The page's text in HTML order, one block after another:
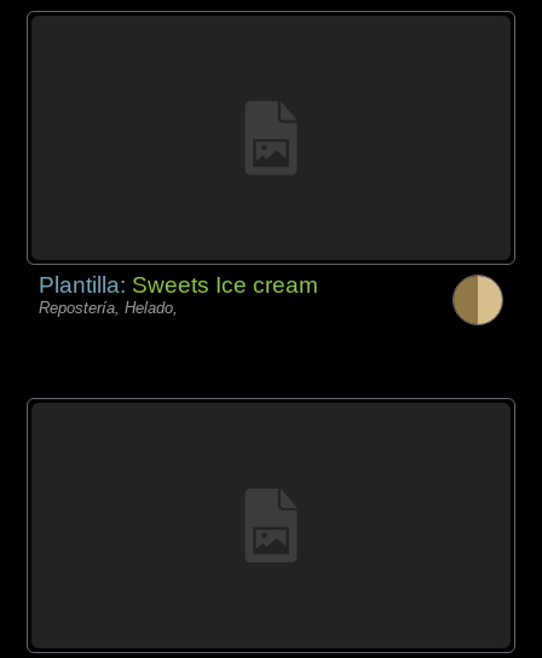
Plantilla: Sweets Ice cream
Repostería, Helado,